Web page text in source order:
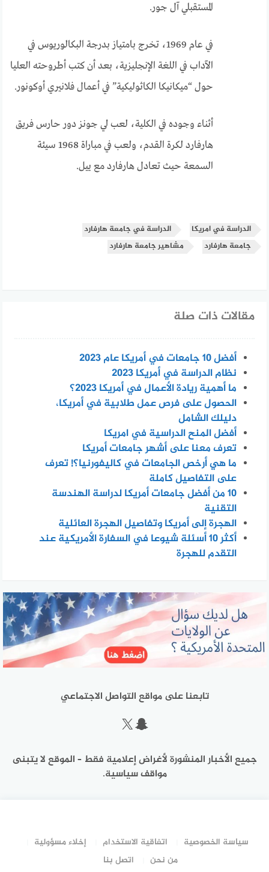
المستقبلي آل جور.
في عام 1969، تخرج بامتياز بدرجة البكالوريوس في
الآداب في اللغة الإنجليزية، بعد أن كتب أطروحته العليا
حول “ميكانيكا الكاثوليكية” في أعمال فلانيري أوكونور.
أثناء وجوده في الكلية، لعب لي جونز دور حارس فريق
هارفارد لكرة القدم، ولعب في مباراة 1968 سيئة
السمعة حيث تعادل هارفارد مع ييل.
الدراسة في امريكا
الدراسة في جامعة هارفارد
جامعة هارفارد
مشاهير جامعة هارفارد
مقالات ذات صلة
أفضل 10 جامعات في أمريكا عام 2023
نظام الدراسة في أمريكا 2023
ما أهمية ريادة الأعمال في أمريكا 2023؟
الحصول على فرص عمل طلابية في أمريكا،
دليلك الشامل
أفضل المنح الدراسية في امريكا
تعرف معنا على أشهر جامعات أمريكا
ما هي أرخص الجامعات في كاليفورنيا؟! تعرف
على التفاصيل كاملة
10 من أفضل جامعات أمريكا لدراسة الهندسة
التقنية
الهجرة إلى أمريكا وتفاصيل الهجرة العائلية
أكثر 10 أسئلة شيوعا في السفارة الأمريكية عند
التقدم للهجرة
تابعنا على مواقع التواصل الاجتماعي
سناب شات
إكس
جميع الأخبار المنشورة لأغراض إعلامية فقط – الموقع لا يتبنى
مواقف سياسية.
سياسة الخصوصية اتفاقية الاستخدام
إخلاء مسؤولية
من نحن
اتصل بنا